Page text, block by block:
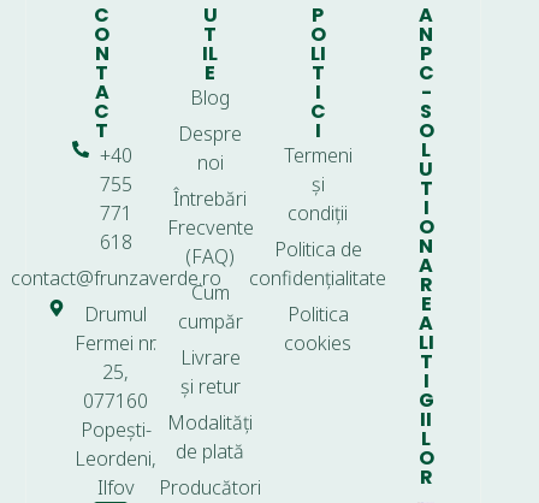
C
O
N
T
A
C
T
+40
755
771
618
contact@frunzaverde.ro
Drumul
Fermei nr.
25,
077160
Popești-
Leordeni,
Ilfov
U
T
IL
E
Blog
Despre
noi
Întrebări
Frecvente
(FAQ)
Cum
cumpăr
Livrare
și retur
Modalități
de plată
Producători
P
O
LI
T
I
C
I
Termeni
și
condiții
Politica de
confidențialitate
Politica
cookies
A
N
P
C
-
S
O
L
U
T
I
O
N
A
R
E
A
LI
T
I
G
II
L
O
R